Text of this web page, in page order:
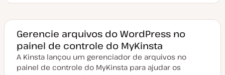
a
e
a
u
a
i
Gerencie arquivos do WordPress no
painel de controle do MyKinsta
A Kinsta lançou um gerenciador de arquivos no
painel de controle do MyKinsta para ajudar os